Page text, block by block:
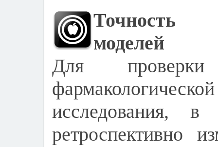
Точность
моделей
Для
исследования, в
ретроспективно